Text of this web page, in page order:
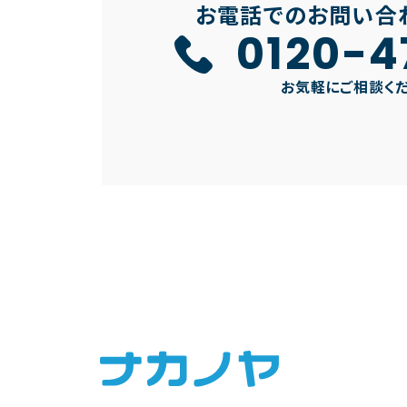
お電話でのお問い合
0120-
お気軽にご相談く